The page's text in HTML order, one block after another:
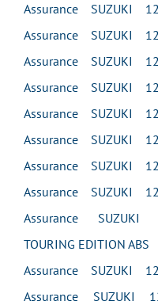
Assurance SUZUKI
Assurance SUZUKI
Assurance SUZUKI
Assurance SUZUKI
Assurance SUZUKI
Assurance SUZUKI
Assurance SUZUKI
Assurance SUZUKI
Assurance SUZUKI
TOURING EDITION ABS
Assurance SUZUKI
Assurance SUZUKI